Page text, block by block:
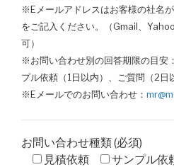
※Eメールアドレスはお客様の社名
をご記入ください。（Gmail、
可）
※お問い合わせ別の回答期限の目安
プル依頼（1日以内）、ご質問（2日
※Eメールでのお問い合わせ：
お問い合わせ種類 (必須)
見積依頼
サンプル依